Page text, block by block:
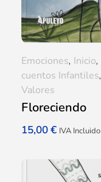
Floreciendo
15,00€ IVA Incluido
Emociones, Inicio,
cuentos Infantiles,
Valores